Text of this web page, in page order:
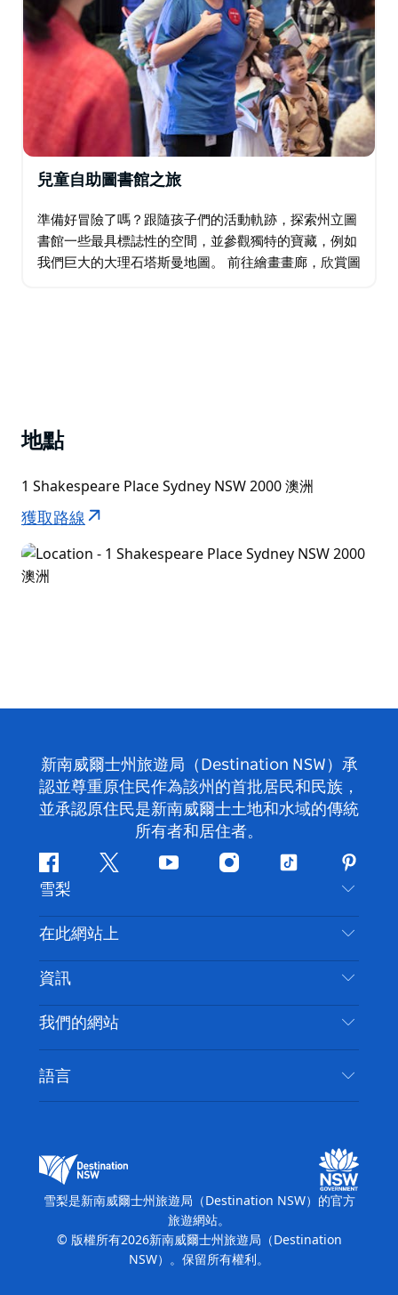
兒童自助圖書館之旅
準備好冒險了嗎？跟隨孩子們的活動軌跡，探索州立圖
書館一些最具標誌性的空間，並參觀獨特的寶藏，例如
我們巨大的大理石塔斯曼地圖。 前往繪畫畫廊，欣賞圖
地點
1 Shakespeare Place Sydney NSW 2000 澳洲
獲取路線
新南威爾士州旅遊局（Destination NSW）承
認並尊重原住民作為該州的首批居民和民族，
並承認原住民是新南威爾士土地和水域的傳統
所有者和居住者。
Facebook嘰
喳
喳
Youtube Instagram
抖
雪梨
聯絡我們
免責聲明
隱私
Cookie 通知
在此網站上
目的地
要做的事情
新南威爾士州公路旅行
活動
住宿
資訊
旅行資訊
無障礙雪梨
列出您的業務
我們的網站
新南威爾士州旅遊局（Destination NSW）媒體中
心
繽紛雪梨燈光音樂節
語言
雪梨是新南威爾士州旅遊局（Destination NSW）的官方
旅遊網站。
© 版權所有2026新南威爾士州旅遊局（Destination
NSW）。保留所有權利。